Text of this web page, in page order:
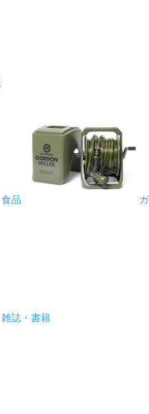
食品 ガ
雑誌・書籍